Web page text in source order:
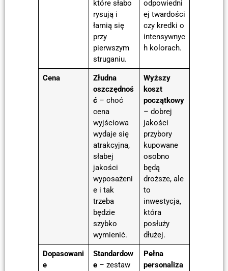
które słabo
rysują i
łamią się
przy
pierwszym
struganiu.
odpowiedni
ej twardości
czy kredki o
intensywnyc
h kolorach.
Cena
Złudna
oszczędnoś
ć– choć
cena
wyjściowa
wydaje się
atrakcyjna,
słabej
jakości
wyposażeni
e i tak
trzeba
będzie
szybko
wymienić.
Wyższy
koszt
początkowy
– dobrej
jakości
przybory
kupowane
osobno
będą
droższe, ale
to
inwestycja,
która
posłuży
dłużej.
Dopasowani
e
Standardow
e– zestaw
Pełna
personaliza